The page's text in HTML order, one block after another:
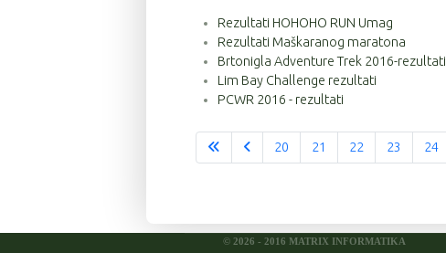
Rezultati HOHOHO RUN Umag
Rezultati Maškaranog maratona
Brtonigla Adventure Trek 2016-rezultati
Lim Bay Challenge rezultati
PCWR 2016 - rezultati
20 21 22 23 24
© 2026 - 2016 MATRIX INFORMATIKA